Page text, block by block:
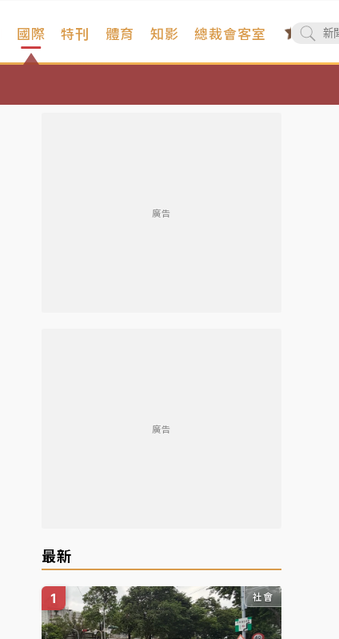
國際 特刊 體育 知影 總裁會客室
廣告
廣告
最新
社會